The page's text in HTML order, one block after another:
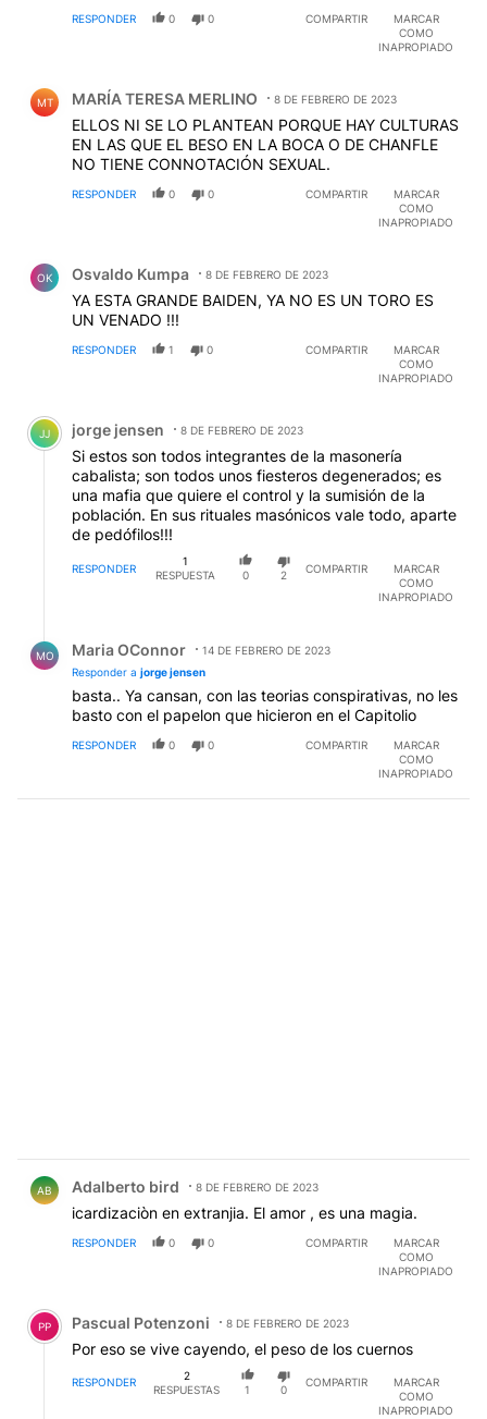
RESPONDER 0 0 COMPARTIR
MARCAR
COMO
INAPROPIADO
MT MARÍA TERESA MERLINO 8 DE FEBRERO DE 2023
ELLOS NI SE LO PLANTEAN PORQUE HAY CULTURAS
EN LAS QUE EL BESO EN LA BOCA O DE CHANFLE
NO TIENE CONNOTACIÓN SEXUAL.
RESPONDER 0 0 COMPARTIR
MARCAR
COMO
INAPROPIADO
OK Osvaldo Kumpa 8 DE FEBRERO DE 2023
YA ESTA GRANDE BAIDEN, YA NO ES UN TORO ES
UN VENADO !!!
RESPONDER 1 0 COMPARTIR
MARCAR
COMO
INAPROPIADO
Comentario de jorge jensen.
JJ jorge jensen 8 DE FEBRERO DE 2023
Si estos son todos integrantes de la masonería
cabalista; son todos unos fiesteros degenerados; es
una mafia que quiere el control y la sumisión de la
población. En sus rituales masónicos vale todo, aparte
de pedófilos!!!
RESPONDER
1
RESPUESTA
0 2
COMPARTIR
MARCAR
COMO
INAPROPIADO
MO Maria OConnor
14 DE FEBRERO DE 2023
Responder a jorge jensen
basta.. Ya cansan, con las teorias conspirativas, no les
basto con el papelon que hicieron en el Capitolio
RESPONDER 0 0 COMPARTIR
MARCAR
COMO
INAPROPIADO
AB Adalberto bird 8 DE FEBRERO DE 2023
icardizaciòn en extranjia. El amor , es una magia.
RESPONDER 0 0 COMPARTIR
MARCAR
COMO
INAPROPIADO
Comentario de Pascual Potenzoni.
PP Pascual Potenzoni 8 DE FEBRERO DE 2023
Por eso se vive cayendo, el peso de los cuernos
RESPONDER
2
RESPUESTAS
1 0
COMPARTIR
MARCAR
COMO
INAPROPIADO